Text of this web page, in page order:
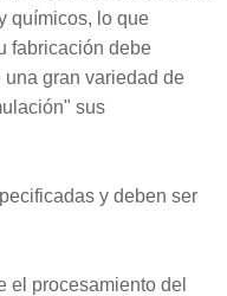
químicos, lo que
fabricación debe
gran variedad de
sus
y deben ser
el procesamiento del